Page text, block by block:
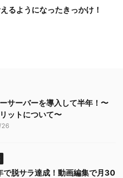
るようになったきっかけ！
サーバーを導入して半年！〜
ットについて〜
26
で脱サラ達成！動画編集で月30